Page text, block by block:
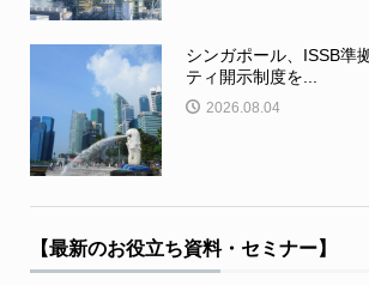
シンガポール、ISSB準
ティ開示制度を...
2026.08.04
【最新のお役立ち資料・セミナー】